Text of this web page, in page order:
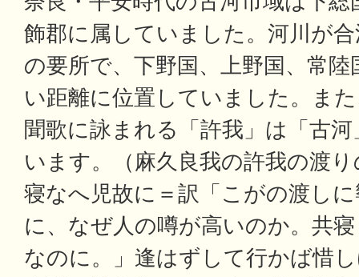
飾郡に属していました。河川が
の要所で、下野国、上野国、常
い距離に位置していました。ま
聞歌に詠まれる「許我」は「古
います。（麻久良我の許我の渡
寝なへ児故に＝訳「こがの渡し
に、なぜ人の噂が高いのか。共
なのに。」逢はずして行かば惜